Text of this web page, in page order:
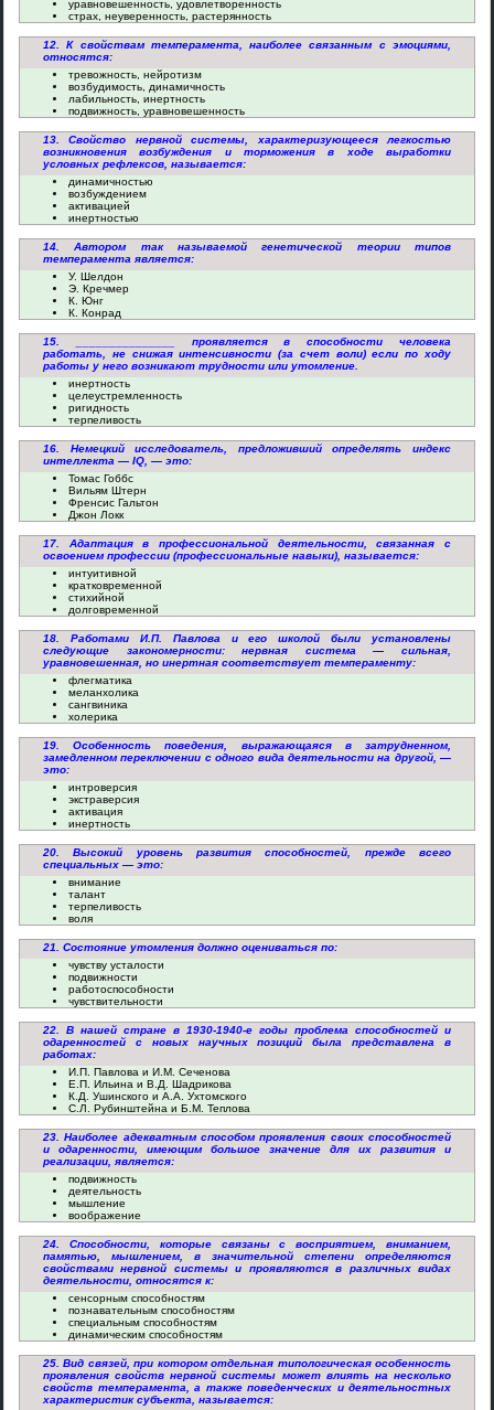
уравновешенность, удовлетворенность
страх, неуверенность, растерянность
12. К свойствам темперамента, наиболее связанным с эмоциями,
относятся:
тревожность, нейротизм
возбудимость, динамичность
лабильность, инертность
подвижность, уравновешенность
13. Свойство нервной системы, характеризующееся легкостью
возникновения возбуждения и торможения в ходе выработки
условных рефлексов, называется:
динамичностью
возбуждением
активацией
инертностью
14. Автором так называемой генетической теории типов
темперамента является:
У. Шелдон
Э. Кречмер
К. Юнг
К. Конрад
15. _______________ проявляется в способности человека
работать, не снижая интенсивности (за счет воли) если по ходу
работы у него возникают трудности или утомление.
инертность
целеустремленность
ригидность
терпеливость
16. Немецкий исследователь, предложивший определять индекс
интеллекта — IQ, — это:
Томас Гоббс
Вильям Штерн
Френсис Гальтон
Джон Локк
17. Адаптация в профессиональной деятельности, связанная с
освоением профессии (профессиональные навыки), называется:
интуитивной
кратковременной
стихийной
долговременной
18. Работами И.П. Павлова и его школой были установлены
следующие закономерности: нервная система — сильная,
уравновешенная, но инертная соответствует темпераменту:
флегматика
меланхолика
сангвиника
холерика
19. Особенность поведения, выражающаяся в затрудненном,
замедленном переключении с одного вида деятельности на другой, —
это:
интроверсия
экстраверсия
активация
инертность
20. Высокий уровень развития способностей, прежде всего
специальных — это:
внимание
талант
терпеливость
воля
21. Состояние утомления должно оцениваться по:
чувству усталости
подвижности
работоспособности
чувствительности
22. В нашей стране в 1930-1940-е годы проблема способностей и
одаренностей с новых научных позиций была представлена в
работах:
И.П. Павлова и И.М. Сеченова
Е.П. Ильина и В.Д. Шадрикова
К.Д. Ушинского и А.А. Ухтомского
С.Л. Рубинштейна и Б.М. Теплова
23. Наиболее адекватным способом проявления своих способностей
и одаренности, имеющим большое значение для их развития и
реализации, является:
подвижность
деятельность
мышление
воображение
24. Способности, которые связаны с восприятием, вниманием,
памятью, мышлением, в значительной степени определяются
свойствами нервной системы и проявляются в различных видах
деятельности, относятся к:
сенсорным способностям
познавательным способностям
специальным способностям
динамическим способностям
25. Вид связей, при котором отдельная типологическая особенность
проявления свойств нервной системы может влиять на несколько
свойств темперамента, а также поведенческих и деятельностных
характеристик субъекта, называется: